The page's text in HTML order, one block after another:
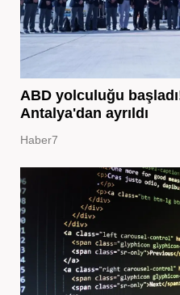
ABD yolculuğu
Antalya'dan ayrıldı
Haber7